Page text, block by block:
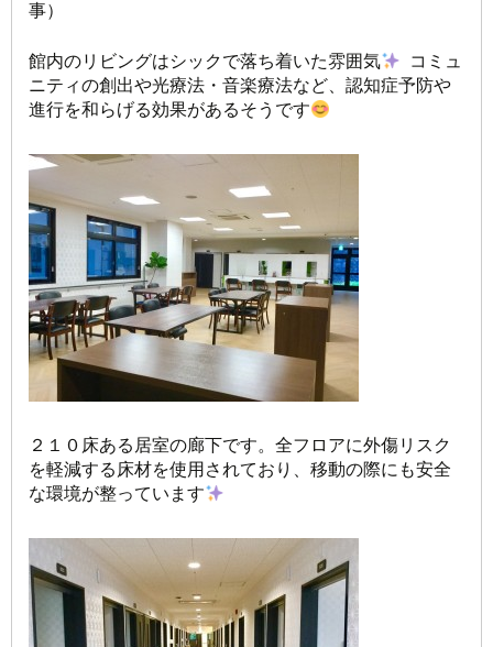
事）
館内のリビングはシックで落ち着いた雰囲気
コミュ
ニティの創出や光療法・音楽療法など、認知症予防や
進行を和らげる効果があるそうです
２１０床ある居室の廊下です。全フロアに外傷リスク
を軽減する床材を使用されており、移動の際にも安全
な環境が整っています